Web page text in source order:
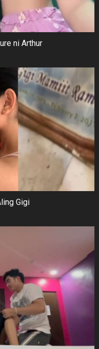
ni Arthur
Gigi